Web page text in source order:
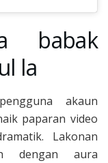
babak
la
akaun
paparan video
Lakonan
dengan aura